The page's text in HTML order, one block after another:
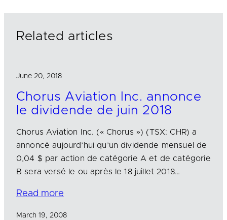
Related articles
June 20, 2018
Chorus Aviation Inc. annonce
le dividende de juin 2018
Chorus Aviation Inc. (« Chorus ») (TSX: CHR) a
annoncé aujourd’hui qu’un dividende mensuel de
0,04 $ par action de catégorie A et de catégorie
B sera versé le ou après le 18 juillet 2018…
Read more
March 19, 2008